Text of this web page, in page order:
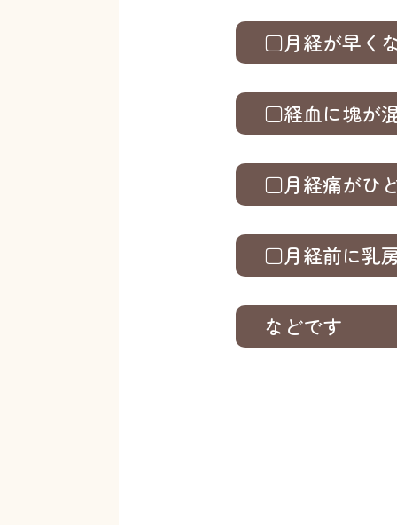
□月経が早く
□経血に塊が
□月経痛がひ
□月経前に乳
などです